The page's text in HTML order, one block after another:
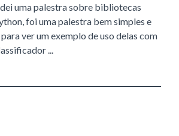
uma palestra sobre bibliotecas
foi uma palestra bem simples e
ver um exemplo de uso delas com
...